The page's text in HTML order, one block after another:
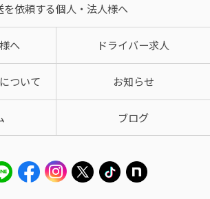
を依頼する個人・法人様へ
へ ドライバー求人
ついて お知らせ
ブログ